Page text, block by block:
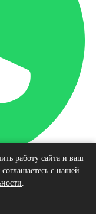
2026
работу сайта и ваш
с нашей
.